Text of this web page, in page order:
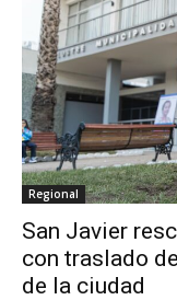
Regional
San Javier
con traslado
de la ciudad